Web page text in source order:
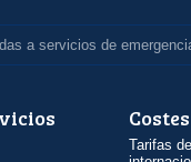
a servicios de
Costes
Tarifas